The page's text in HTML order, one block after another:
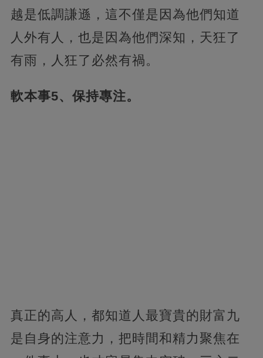
越是低調謙遜，這不僅是因為他們知道
人外有人，也是因為他們深知，天狂了
有雨，人狂了必然有禍。
軟本事5、保持專注。
真正的高人，都知道人最寶貴的財富九
是自身的注意力，把時間和精力聚焦在